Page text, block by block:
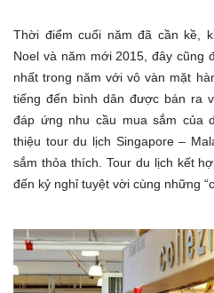
Thời điểm cuối năm đã cần kề,
Noel và năm mới 2015, đây cũng
nhất trong năm với vô vàn mặt
tiếng đến bình dân được bán ra
đáp ứng nhu cầu mua sắm của
thiệu tour du lịch Singapore –
sắm thỏa thích. Tour du lịch kết
đến kỷ nghỉ tuyệt vời cùng những